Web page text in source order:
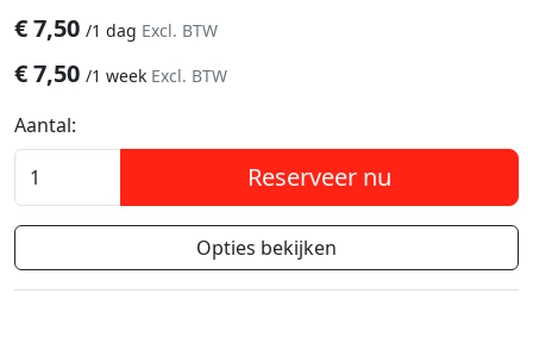
€7,50 /1 dag Excl. BTW
€7,50 /1 week Excl. BTW
Aantal:
Reserveer nu
Opties bekijken